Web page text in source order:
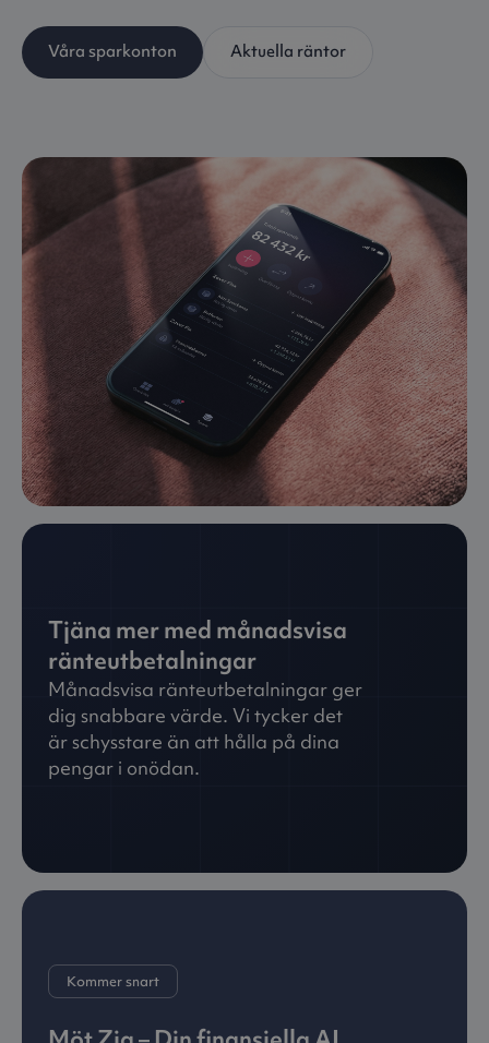
Våra sparkonton Aktuella räntor
Tjäna mer med månadsvisa
ränteutbetalningar
Månadsvisa ränteutbetalningar ger
dig snabbare värde. Vi tycker det
är schysstare än att hålla på dina
pengar i onödan.
Kommer snart